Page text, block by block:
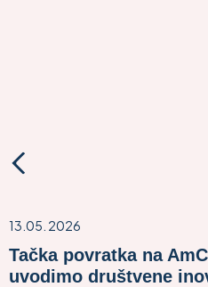
13.05. 2026
Tačka povratka na
uvodimo društvene